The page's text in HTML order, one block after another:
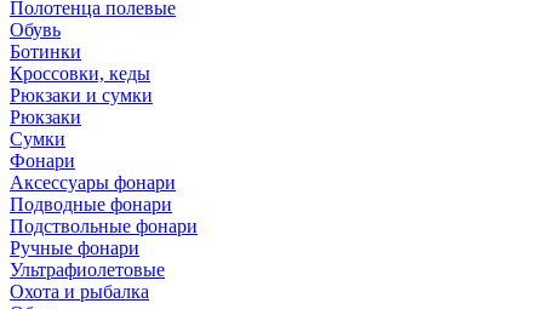
Полотенца полевые
Обувь
Ботинки
Кроссовки, кеды
Рюкзаки и сумки
Рюкзаки
Сумки
Фонари
Аксессуары фонари
Подводные фонари
Подствольные фонари
Ручные фонари
Ультрафиолетовые
Охота и рыбалка